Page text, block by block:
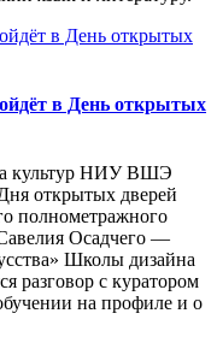
в День открытых
культур НИУ ВШЭ
открытых дверей
полнометражного
Осадчего —
Школы дизайна
разговор с куратором
на профиле и о